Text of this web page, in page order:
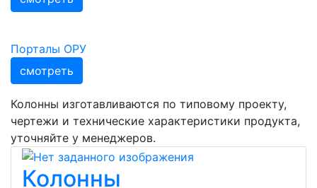
Порталы ОРУ
смотреть
Колонны изготавливаются по типовому проекту,
чертежи и технические характеристики продукта,
уточняйте у менеджеров.
Колонны